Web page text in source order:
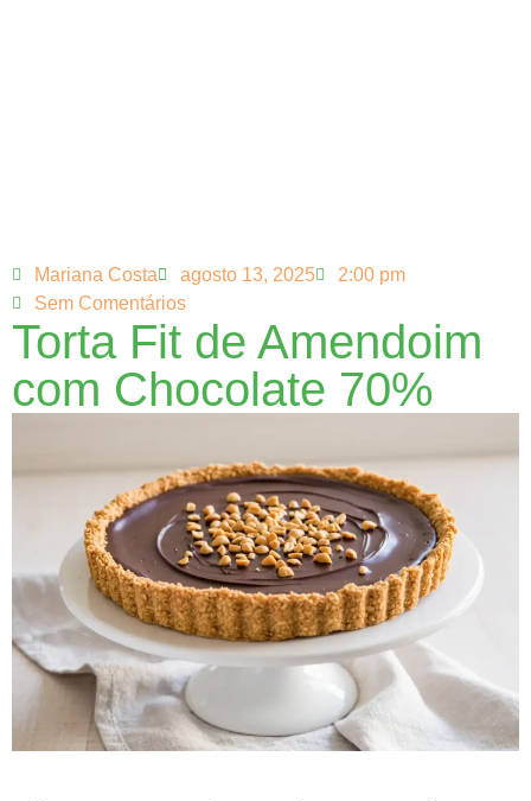
Mariana Costa agosto 13, 2025
2:00 pm
Sem Comentários
Torta Fit de Amendoim
com Chocolate 70%